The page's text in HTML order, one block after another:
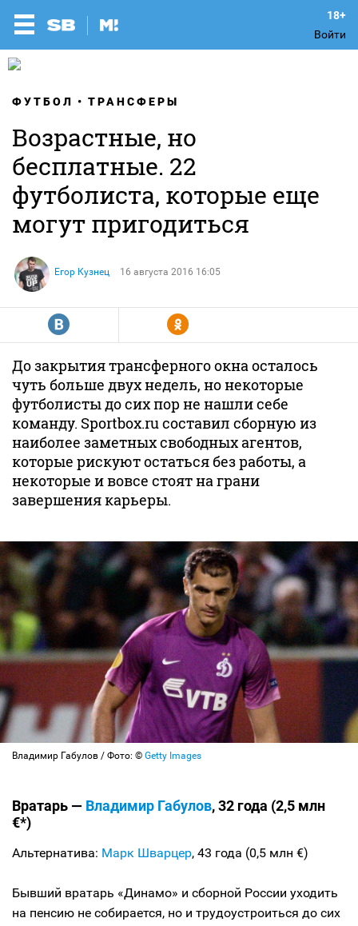
Войти
ФУТБОЛ ТРАНСФЕРЫ
Возрастные, но
бесплатные. 22
футболиста, которые еще
могут пригодиться
Егор Кузнец 16 августа 2016 16:05
R Y
До закрытия трансферного окна осталось
чуть больше двух недель, но некоторые
футболисты до сих пор не нашли себе
команду. Sportbox.ru составил сборную из
наиболее заметных свободных агентов,
которые рискуют остаться без работы, а
некоторые и вовсе стоят на грани
завершения карьеры.
Владимир Габулов / Фото: © Getty Images
Вратарь — Владимир Габулов, 32 года (2,5 млн
€*)
Альтернатива: Марк Шварцер, 43 года (0,5 млн €)
Бывший вратарь «Динамо» и сборной России уходить
на пенсию не собирается, но и трудоустроиться до сих